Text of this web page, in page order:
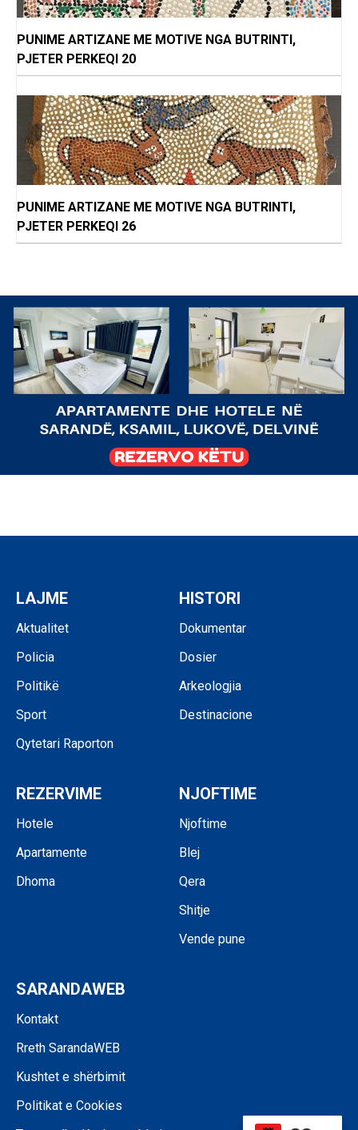
PUNIME ARTIZANE ME MOTIVE NGA BUTRINTI,
PJETER PERKEQI 20
PUNIME ARTIZANE ME MOTIVE NGA BUTRINTI,
PJETER PERKEQI 26
LAJME
Aktualitet
Policia
Politikë
Sport
Qytetari Raporton
HISTORI
Dokumentar
Dosier
Arkeologjia
Destinacione
REZERVIME
Hotele
Apartamente
Dhoma
NJOFTIME
Njoftime
Blej
Qera
Shitje
Vende pune
SARANDAWEB
Kontakt
Rreth SarandaWEB
Kushtet e shërbimit
Politikat e Cookies